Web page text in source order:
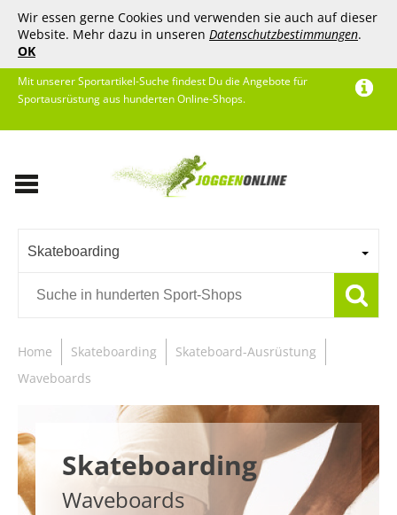
Wir essen gerne Cookies und verwenden sie auch auf dieser
Website. Mehr dazu in unseren Datenschutzbestimmungen.
OK
Mit unserer Sportartikel-Suche findest Du die Angebote für
Sportausrüstung aus hunderten Online-Shops.
Skateboarding
Home Skateboarding
Skateboard-Ausrüstung
Waveboards
Skateboarding
Waveboards